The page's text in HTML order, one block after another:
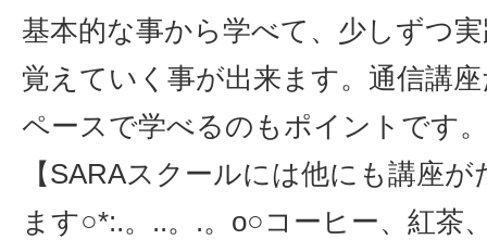
基本的な事から学べて、少しずつ
覚えていく事が出来ます。通信講
ペースで学べるのもポイントです。
【SARAスクールには他にも講座
ます○*:.。..。.。o○コーヒー、紅茶